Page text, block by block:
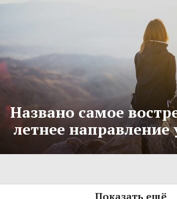
Названо самое
летнее направление
Показать ещё